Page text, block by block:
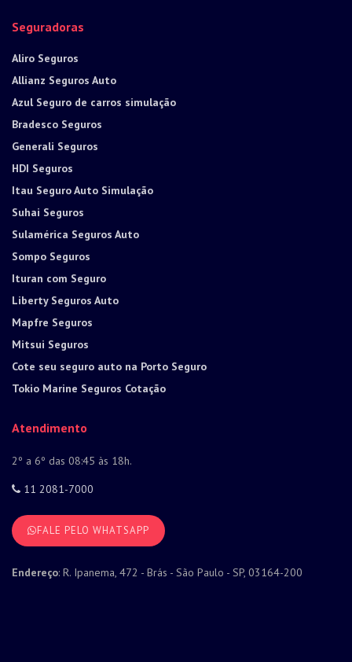
Seguradoras
Aliro Seguros
Allianz Seguros Auto
Azul Seguro de carros simulação
Bradesco Seguros
Generali Seguros
HDI Seguros
Itau Seguro Auto Simulação
Suhai Seguros
Sulamérica Seguros Auto
Sompo Seguros
Ituran com Seguro
Liberty Seguros Auto
Mapfre Seguros
Mitsui Seguros
Cote seu seguro auto na Porto Seguro
Tokio Marine Seguros Cotação
Atendimento
2º a 6º das 08:45 às 18h.
11 2081-7000
FALE PELO WHATSAPP
Endereço: R. Ipanema, 472 - Brás - São Paulo - SP, 03164-200